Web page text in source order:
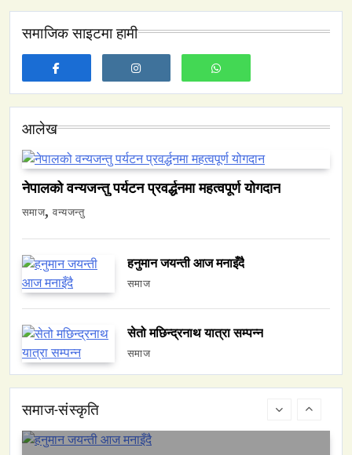
समाजिक साइटमा हामी
आलेख
नेपालको वन्यजन्तु पर्यटन प्रवर्द्धनमा महत्वपूर्ण योगदान
समाज वन्यजन्तु
हनुमान जयन्ती आज मनाइँदै
समाज
सेतो मछिन्द्रनाथ यात्रा सम्पन्न
समाज
समाज-संस्कृति
नेपालमा युनिफिकेशन चर्चको सम्बन्ध उजागर
March 23, 2026
वन्यजन्तु वातावरण
नेपालको वन्यजन्तु पर्यटन प्रवर्द्धनमा महत्वपूर्ण योगदान
हनुमान जयन्ती आज मनाइँदै